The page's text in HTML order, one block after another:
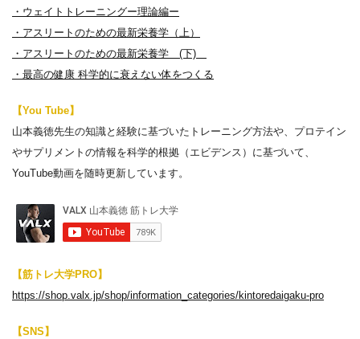
・ウェイトトレーニングー理論編ー
・アスリートのための最新栄養学（上）
・アスリートのための最新栄養学 (下)
・最高の健康 科学的に衰えない体をつくる
【You Tube】
山本義徳先生の知識と経験に基づいたトレーニング方法や、プロテイン
やサプリメントの情報を科学的根拠（エビデンス）に基づいて、
YouTube動画を随時更新しています。
【筋トレ大学PRO】
https://shop.valx.jp/shop/information_categories/kintoredaigaku-pro
【SNS】